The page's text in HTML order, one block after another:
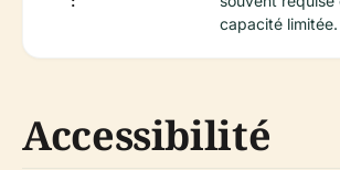
capacité limitée.
Accessibilité